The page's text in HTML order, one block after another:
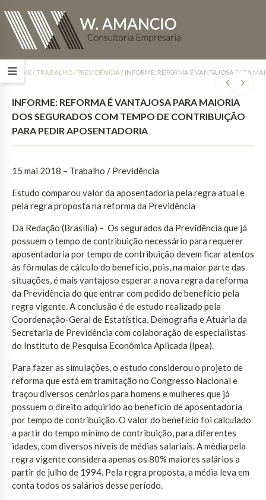
HOME/TRABALHO / PREVIDÊNCIA / INFORME: REFORMA É VANTAJOSA PARA
INFORME: REFORMA É VANTAJOSA PARA MAIORIA
DOS SEGURADOS COM TEMPO DE CONTRIBUIÇÃO
PARA PEDIR APOSENTADORIA
15 mai 2018 – Trabalho / Previdência
Estudo comparou valor da aposentadoria pela regra atual e
pela regra proposta na reforma da Previdência
Da Redação (Brasília) – Os segurados da Previdência que já
possuem o tempo de contribuição necessário para requerer
aposentadoria por tempo de contribuição devem ficar atentos
às fórmulas de cálculo do benefício, pois, na maior parte das
situações, é mais vantajoso esperar a nova regra da reforma
da Previdência do que entrar com pedido de benefício pela
regra vigente. A conclusão é de estudo realizado pela
Coordenação-Geral de Estatística, Demografia e Atuária da
Secretaria de Previdência com colaboração de especialistas
do Instituto de Pesquisa Econômica Aplicada (Ipea).
Para fazer as simulações, o estudo considerou o projeto de
reforma que está em tramitação no Congresso Nacional e
traçou diversos cenários para homens e mulheres que já
possuem o direito adquirido ao benefício de aposentadoria
por tempo de contribuição. O valor do benefício foi calculado
a partir do tempo mínimo de contribuição, para diferentes
idades, com diversos níveis de médias salariais. A média pela
regra vigente considera apenas os 80% maiores salários a
partir de julho de 1994. Pela regra proposta, a média leva em
conta todos os salários desse período.